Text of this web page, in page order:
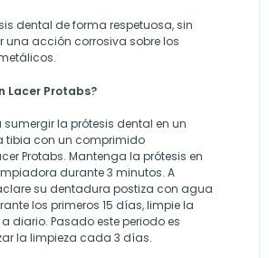
dental de forma respetuosa, sin
una acción corrosiva sobre los
Lacer Protabs?
sumergir la prótesis dental en un
tibia con un comprimido
Protabs. Mantenga la prótesis en
durante 3 minutos. A
su dentadura postiza con agua
los primeros 15 días, limpie la
diario. Pasado este periodo es
la limpieza cada 3 días.